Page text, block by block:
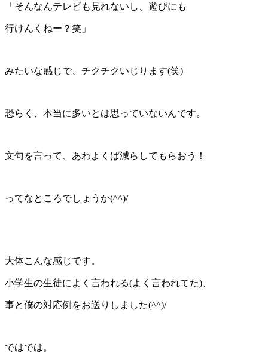
「そんなんテレビも見れないし、遊びにも
行けんくねー？笑」
みたいな感じで、チクチクいじります(笑)
恐らく、本当に多いとは思っていないんです。
文句を言って、あわよくば減らしてもらおう！
ってなところでしょうか(^^)/
大体こんな感じです。
小学生の生徒によく言われる(よく言われてた)、
事と僕の対応例をお送りしました(^^)/
ではでは。